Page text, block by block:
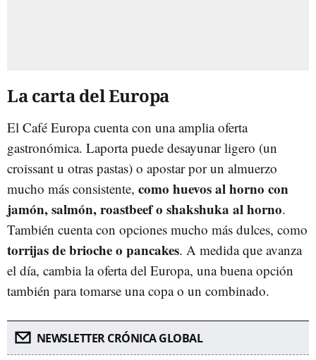
La carta del Europa
El Café Europa cuenta con una amplia oferta
gastronómica. Laporta puede desayunar ligero (un
croissant u otras pastas) o apostar por un almuerzo
mucho más consistente, como huevos al horno con
jamón, salmón, roastbeef o shakshuka al horno.
También cuenta con opciones mucho más dulces, como
torrijas de brioche o pancakes. A medida que avanza
el día, cambia la oferta del Europa, una buena opción
también para tomarse una copa o un combinado.
NEWSLETTER CRÓNICA GLOBAL